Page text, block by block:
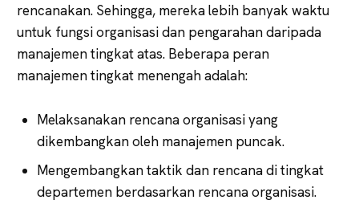
rencanakan. Sehingga, mereka lebih banyak waktu
untuk fungsi organisasi dan pengarahan daripada
manajemen tingkat atas. Beberapa peran
manajemen tingkat menengah adalah:
Melaksanakan rencana organisasi yang
dikembangkan oleh manajemen puncak.
Mengembangkan taktik dan rencana di tingkat
departemen berdasarkan rencana organisasi.